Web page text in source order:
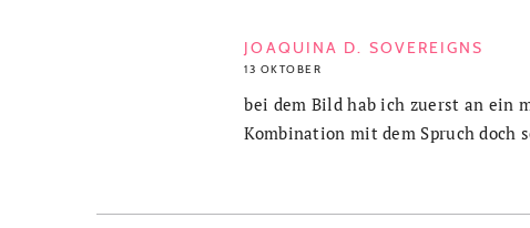
JOAQUINA D. SOVEREIGNS
13 OKTOBER
bei dem Bild hab ich zuerst an ein
Kombination mit dem Spruch doch